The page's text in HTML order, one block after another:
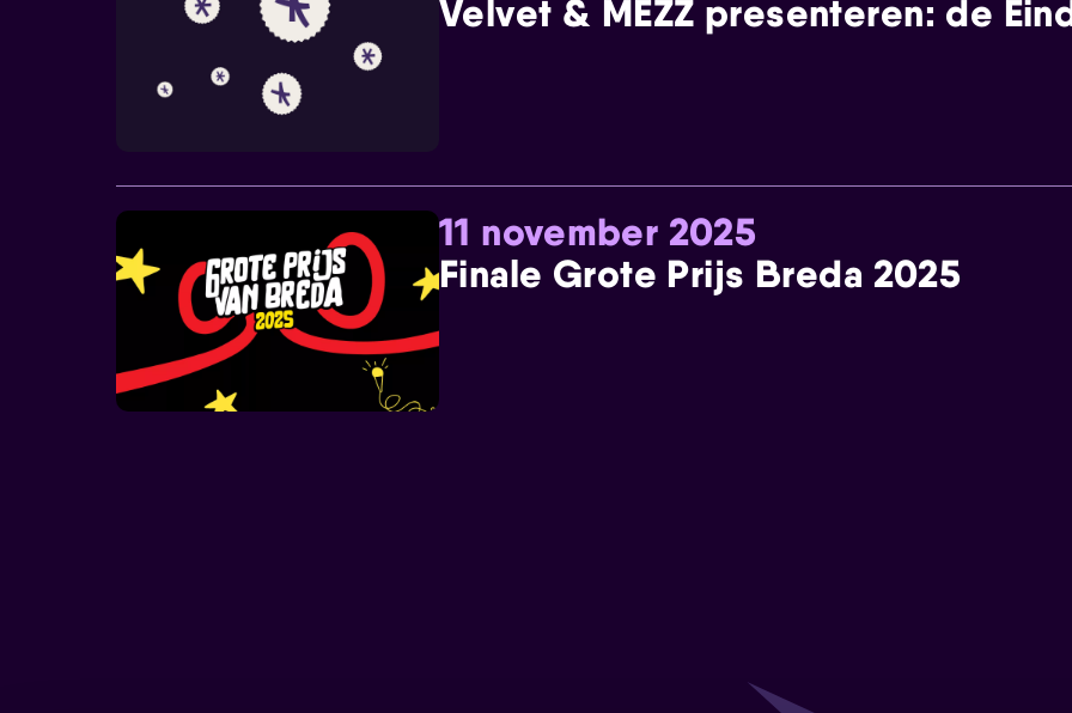
Velvet & MEZZ presenteren: de
11 november 2025
Finale Grote Prijs Breda 2025